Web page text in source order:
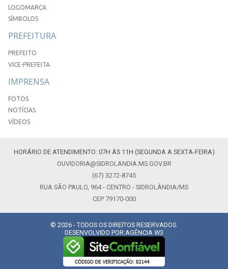
LOGOMARCA
SÍMBOLOS
PREFEITURA
PREFEITO
VICE-PREFEITA
IMPRENSA
FOTOS
NOTÍCIAS
VÍDEOS
HORÁRIO DE ATENDIMENTO: 07H ÀS 11H (SEGUNDA A SEXTA-FEIRA)
OUVIDORIA@SIDROLANDIA.MS.GOV.BR
(67) 3272-8745
RUA SÃO PAULO, 964 - CENTRO - SIDROLÂNDIA/MS
CEP 79170-000
© 2026 - TODOS OS DIREITOS RESERVADOS.
DESENVOLVIDO POR:AGÊNCIA W3